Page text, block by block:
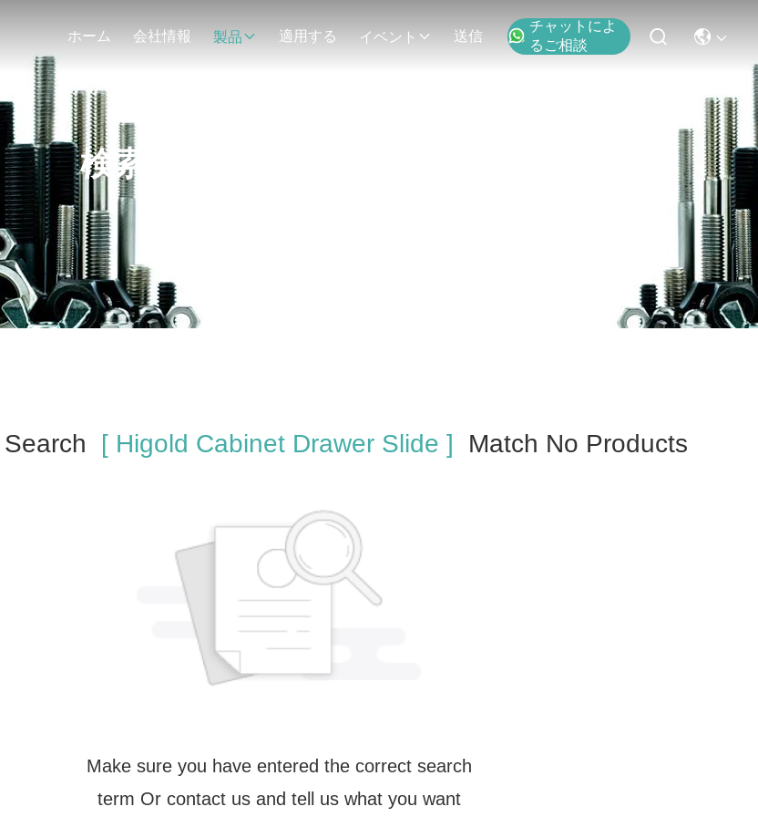
ホーム 会社情報 製品 適用する イベント 送信
チャットによ
るご相談
検索結果
[ Higold Cabinet Drawer Slide ] Match No Products
Make sure you have entered the correct search
term Or contact us and tell us what you want